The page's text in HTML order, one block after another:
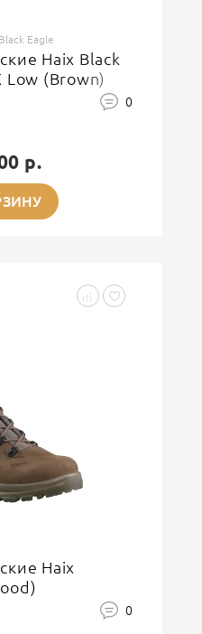
Eagle
Haix Black
Low (Brown)
0
р.
Haix
0